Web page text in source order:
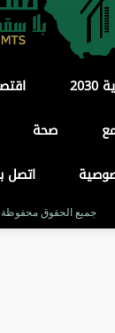
صحة
اتصل
جميع الحقوق